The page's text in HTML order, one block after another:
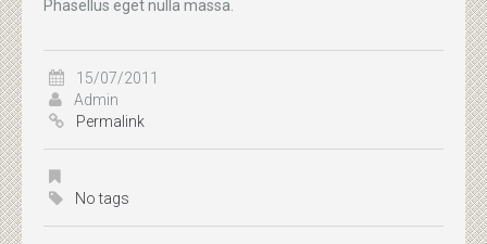
Phasellus eget nulla massa.
15/07/2011
Admin
Permalink
No tags